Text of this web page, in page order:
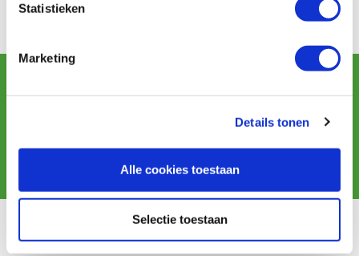
Statistieken
Marketing
Details tonen
Alle cookies toestaan
Selectie toestaan
en ontvang aanbiedingen, nieuwe producten en tips.
Aanmelden
Klantenservice